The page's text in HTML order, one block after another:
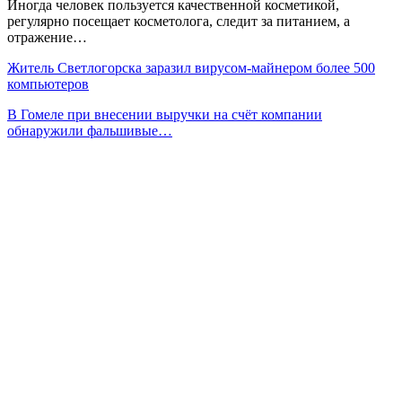
Иногда человек пользуется качественной косметикой,
регулярно посещает косметолога, следит за питанием, а
отражение…
Житель Светлогорска заразил вирусом-майнером более 500
компьютеров
В Гомеле при внесении выручки на счёт компании
обнаружили фальшивые…